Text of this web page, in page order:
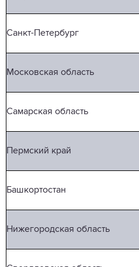
Санкт-Петербург
Московская область
Самарская область
Пермский край
Башкортостан
Нижегородская область